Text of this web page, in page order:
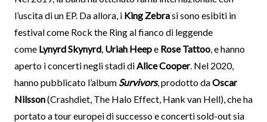
l’uscita di un EP. Da allora, i King Zebrasi sono esibiti in
festival come Rock the Ring al fianco di leggende
come Lynyrd Skynyrd, Uriah Heepe Rose Tattoo, e hanno
aperto i concerti negli stadi di Alice Cooper. Nel 2020,
hanno pubblicato l’album Survivors, prodotto daOscar
Nilsson(Crashdiet, The Halo Effect, Hank van Hell), che ha
portato a tour europei di successo e concerti sold-out sia